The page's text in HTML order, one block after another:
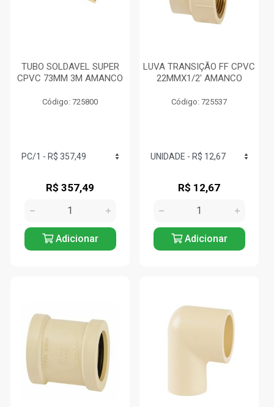
TUBO SOLDAVEL SUPER
CPVC 73MM 3M AMANCO
Código: 725800
R$ 357,49
Adicionar
LUVA TRANSIÇÃO FF CPVC
22MMX1/2' AMANCO
Código: 725537
R$ 12,67
Adicionar